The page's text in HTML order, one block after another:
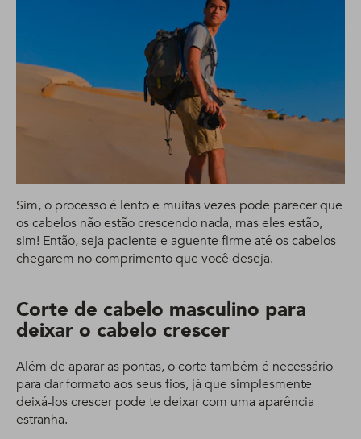
Sim, o processo é lento e muitas vezes pode parecer que
os cabelos não estão crescendo nada, mas eles estão,
sim! Então, seja paciente e aguente firme até os cabelos
chegarem no comprimento que você deseja.
Corte de cabelo masculino para
deixar o cabelo crescer
Além de aparar as pontas, o corte também é necessário
para dar formato aos seus fios, já que simplesmente
deixá-los crescer pode te deixar com uma aparência
estranha.